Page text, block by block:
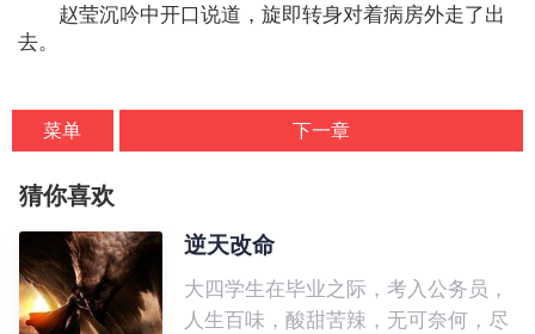
赵莹沉吟中开口说道，旋即转身对着病房外走了出
去。
菜单 下一章
猜你喜欢
逆天改命
大四学生在毕业之际，考入公务员，
人生百味，酸甜苦辣，无可奈何，尽